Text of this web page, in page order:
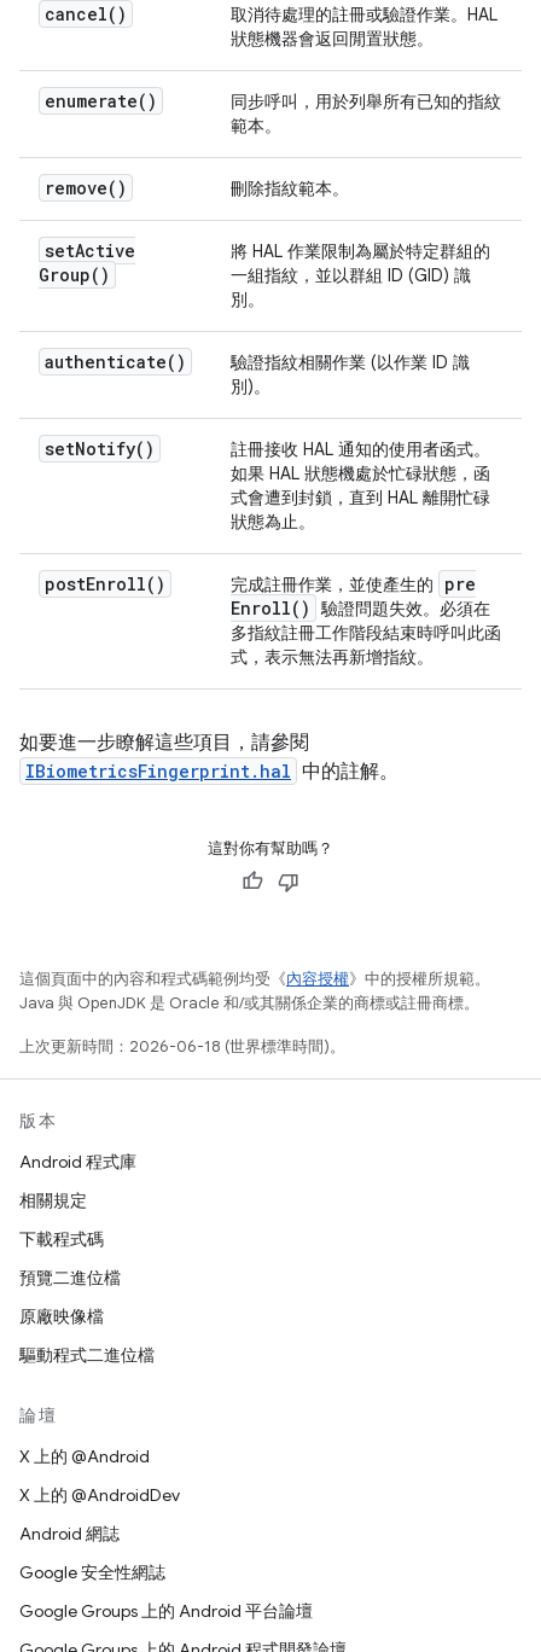
cancel( )
取消待處理的註冊或驗證作業。HAL
狀態機器會返回閒置狀態。
enumerate( )
同步呼叫，用於列舉所有已知的指紋
範本。
remove( ) 刪除指紋範本。
setActive
Group( )
將 HAL 作業限制為屬於特定群組的
一組指紋，並以群組 ID (GID) 識
別。
authenticate( )
驗證指紋相關作業 (以作業 ID 識
別)。
setNotify( )
註冊接收 HAL 通知的使用者函式。
如果 HAL 狀態機處於忙碌狀態，函
式會遭到封鎖，直到 HAL 離開忙碌
狀態為止。
postEnroll( ) 完成註冊作業，並使產生的
pre
Enroll( ) 驗證問題失效。必須在
多指紋註冊工作階段結束時呼叫此函
式，表示無法再新增指紋。
如要進一步瞭解這些項目，請參閱
IBiometricsFingerprint.hal 中的註解。
這對你有幫助嗎？
這個頁面中的內容和程式碼範例均受《內容授權》中的授權所規範。
Java 與 OpenJDK 是 Oracle 和/或其關係企業的商標或註冊商標。
上次更新時間：2026-06-18 (世界標準時間)。
版本
Android 程式庫
相關規定
下載程式碼
預覽二進位檔
原廠映像檔
驅動程式二進位檔
論壇
X 上的 @Android
X 上的 @AndroidDev
Android 網誌
Google 安全性網誌
Google Groups 上的 Android 平台論壇